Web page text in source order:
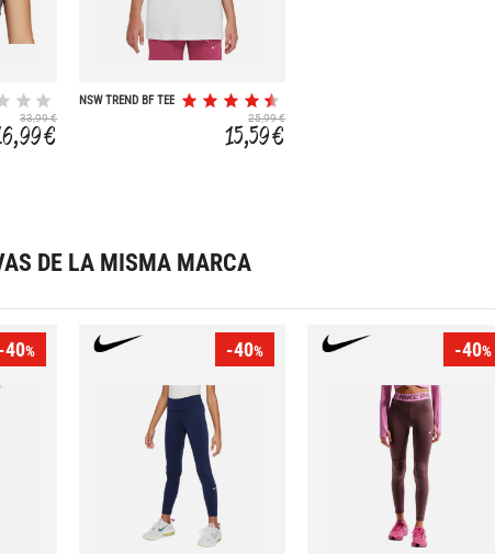
33,99 €
€
NSW TREND BF TEE
25,99 €
15,59 €
DE LA MISMA MARCA
-40% -40% -40%